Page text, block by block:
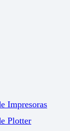
Impresoras
Plotter